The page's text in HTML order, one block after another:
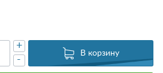
-
+
В корзину